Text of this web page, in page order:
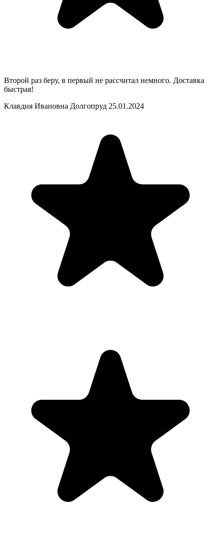
Второй раз беру, в первый не рассчитал немного. Доставка
быстрая!
Клавдия Ивановна Долгопруд 25.01.2024